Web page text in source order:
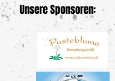
Unsere Sponsoren: